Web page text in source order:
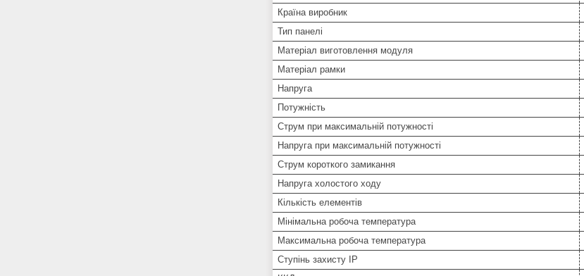
Країна виробник
Тип панелі
Матеріал виготовлення модуля
Матеріал рамки
Напруга
Потужність
Струм при максимальній потужності
Напруга при максимальній потужності
Струм короткого замикання
Напруга холостого ходу
Кількість елементів
Мінімальна робоча температура
Максимальна робоча температура
Ступінь захисту IP